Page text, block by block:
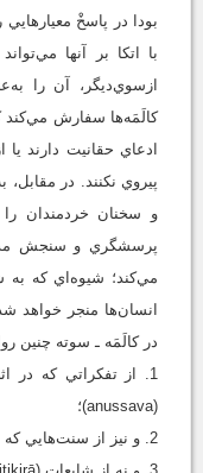
بودا در پاسخْ
با اتکا بر آنها
ازسوي‌ديگر، آن را
کالَمَه‌ها سفارش مي‌کند
ادعاي حقانيت دارند
پيروي نکنند. در
و سخنان خردمندان
پرسشگري و سنجش
در کالَمَه ـ سوته چنين
1. از تفکراتي که در
(anussava)؛
2. و نيز از سنت‌هايي که مبناي عقلاني ندارند (paramparā)؛